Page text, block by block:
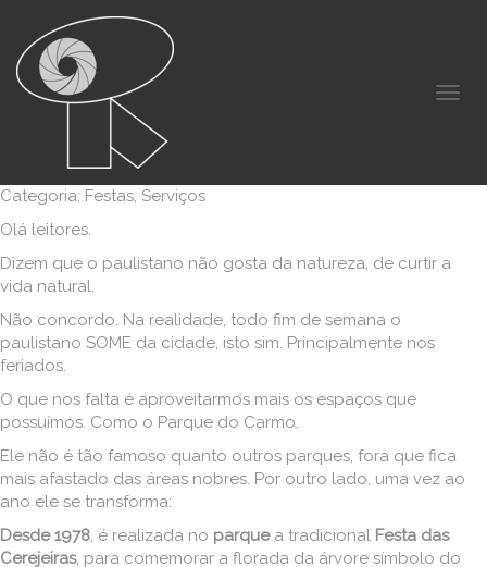
Categoria: Festas, Serviços
Olá leitores.
Dizem que o paulistano não gosta da natureza, de curtir a
vida natural.
Não concordo. Na realidade, todo fim de semana o
paulistano SOME da cidade, isto sim. Principalmente nos
feriados.
O que nos falta é aproveitarmos mais os espaços que
possuímos. Como o Parque do Carmo.
Ele não é tão famoso quanto outros parques, fora que fica
mais afastado das áreas nobres. Por outro lado, uma vez ao
ano ele se transforma:
Desde 1978, é realizada no parquea tradicional Festa das
Cerejeiras, para comemorar a florada da árvore símbolo do